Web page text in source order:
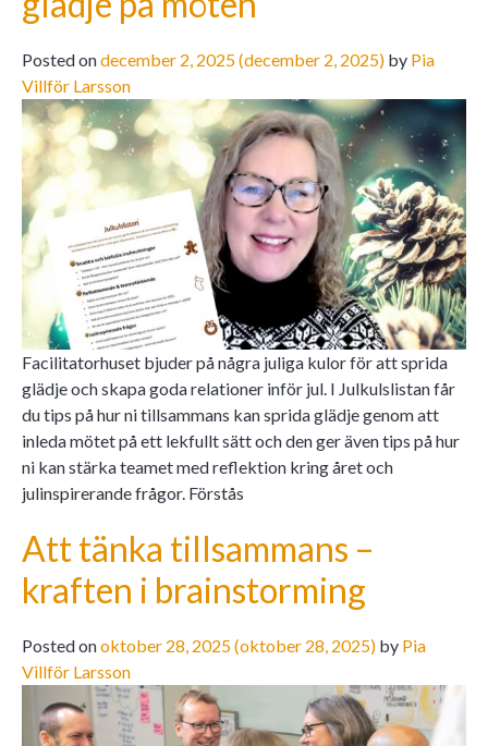
Posted ondecember 2, 2025(december 2, 2025) by Pia
Villför Larsson
Facilitatorhuset bjuder på några juliga kulor för att sprida
glädje och skapa goda relationer inför jul. I Julkulslistan får
du tips på hur ni tillsammans kan sprida glädje genom att
inleda mötet på ett lekfullt sätt och den ger även tips på hur
ni kan stärka teamet med reflektion kring året och
julinspirerande frågor. Förstås
Att tänka tillsammans –
kraften i brainstorming
Posted onoktober 28, 2025(oktober 28, 2025) by Pia
Villför Larsson